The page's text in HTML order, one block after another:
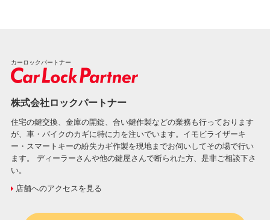
カーロックパートナー
株式会社ロックパートナー
住宅の鍵交換、金庫の開錠、合い鍵作製などの業務も行っております
が、車・バイクのカギに特に力を注いでいます。イモビライザーキ
ー・スマートキーの紛失カギ作製を現地までお伺いしてその場で行い
ます。 ディーラーさんや他の鍵屋さんで断られた方、是非ご相談下さ
い。
店舗へのアクセスを見る